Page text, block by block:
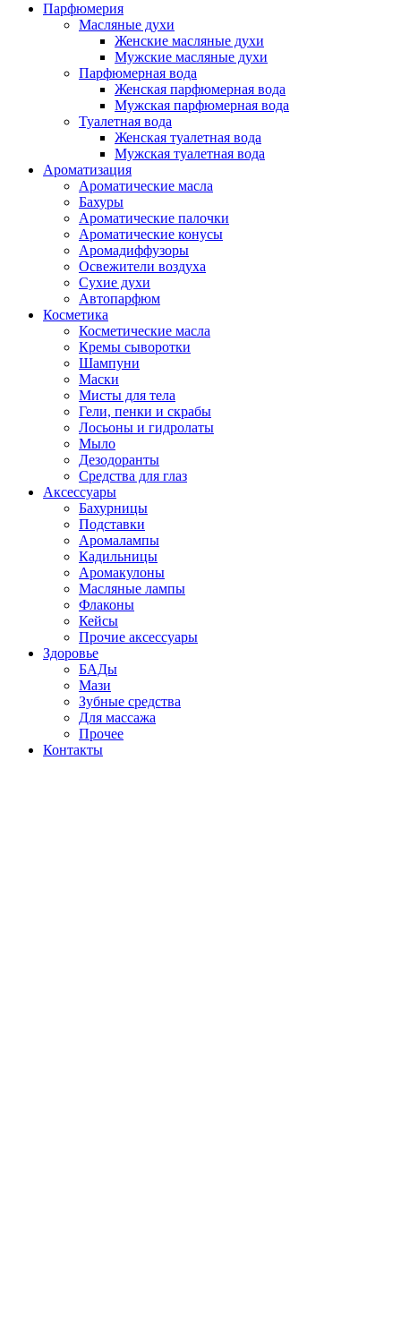
Парфюмерия
Масляные духи
Женские масляные духи
Мужские масляные духи
Парфюмерная вода
Женская парфюмерная вода
Мужская парфюмерная вода
Туалетная вода
Женская туалетная вода
Мужская туалетная вода
Ароматизация
Ароматические масла
Бахуры
Ароматические палочки
Ароматические конусы
Аромадиффузоры
Освежители воздуха
Сухие духи
Автопарфюм
Косметика
Косметические масла
Кремы сыворотки
Шампуни
Маски
Мисты для тела
Гели, пенки и скрабы
Лосьоны и гидролаты
Мыло
Дезодоранты
Средства для глаз
Аксессуары
Бахурницы
Подставки
Аромалампы
Кадильницы
Аромакулоны
Масляные лампы
Флаконы
Кейсы
Прочие аксессуары
Здоровье
БАДы
Мази
Зубные средства
Для массажа
Прочее
Контакты